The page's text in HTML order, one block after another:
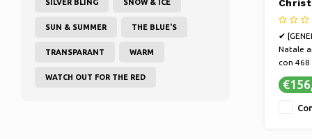
SILVER BLING SNOW & ICE
SUN & SUMMER THE BLUE'S
TRANSPARANT WARM
WATCH OUT FOR THE RED
210
✔
Natale
con 468
✔